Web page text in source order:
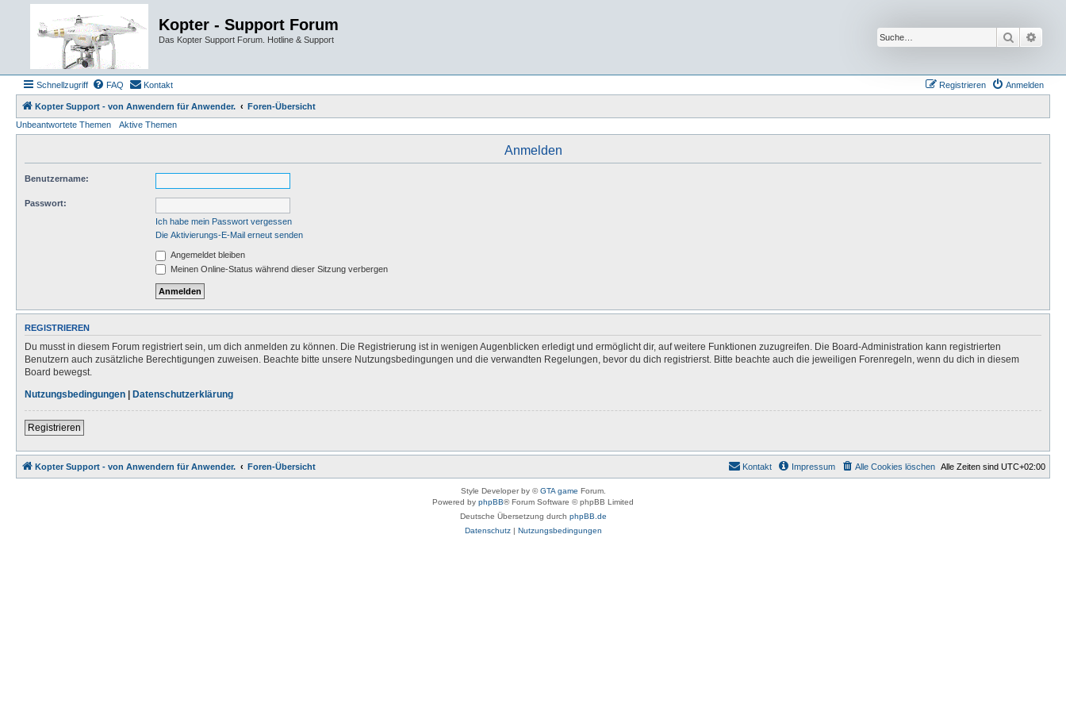
Kopter - Support Forum
Das Kopter Support Forum. Hotline & Support Suche
Schnellzugriff FAQ Kontakt Anmelden
Registrieren
Kopter Support - von Anwendern für Anwender.
Foren-Übersicht
Unbeantwortete Themen
Aktive Themen
Anmelden
Benutzername:
Passwort:
Ich habe mein Passwort vergessen
Die Aktivierungs-E-Mail erneut senden
Angemeldet bleiben
Meinen Online-Status während dieser Sitzung verbergen
REGISTRIEREN
Du musst in diesem Forum registriert sein, um dich anmelden zu können. Die Registrierung ist in wenigen Augenblicken erledigt und ermöglicht dir, auf weitere Funktionen zuzugreifen. Die Board-Administration kann registrierten
Benutzern auch zusätzliche Berechtigungen zuweisen. Beachte bitte unsere Nutzungsbedingungen und die verwandten Regelungen, bevor du dich registrierst. Bitte beachte auch die jeweiligen Forenregeln, wenn du dich in diesem
Board bewegst.
Nutzungsbedingungen | Datenschutzerklärung
Registrieren
Kopter Support - von Anwendern für Anwender. Foren-Übersicht Alle Zeiten sind UTC+02:00
Alle Cookies löschen
Impressum
Kontakt
Style Developer by ©GTA game Forum.
Powered by phpBB® Forum Software © phpBB Limited
Deutsche Übersetzung durch phpBB.de
Datenschutz| Nutzungsbedingungen